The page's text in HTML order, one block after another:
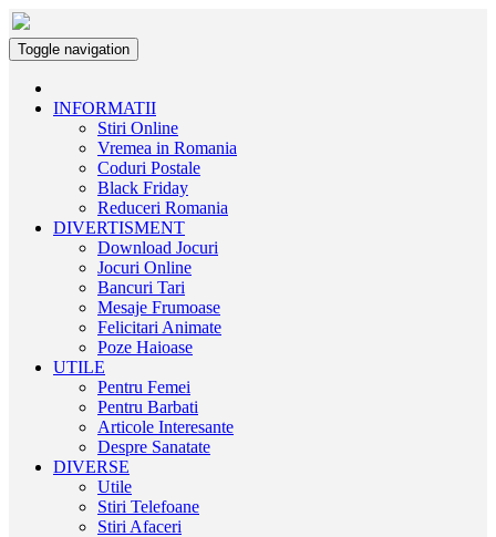
Toggle navigation
INFORMATII
Stiri Online
Vremea in Romania
Coduri Postale
Black Friday
Reduceri Romania
DIVERTISMENT
Download Jocuri
Jocuri Online
Bancuri Tari
Mesaje Frumoase
Felicitari Animate
Poze Haioase
UTILE
Pentru Femei
Pentru Barbati
Articole Interesante
Despre Sanatate
DIVERSE
Utile
Stiri Telefoane
Stiri Afaceri